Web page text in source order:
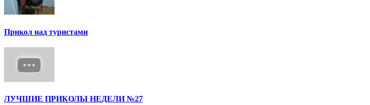
Прикол над туристами
ЛУЧШИЕ ПРИКОЛЫ НЕДЕЛИ №27